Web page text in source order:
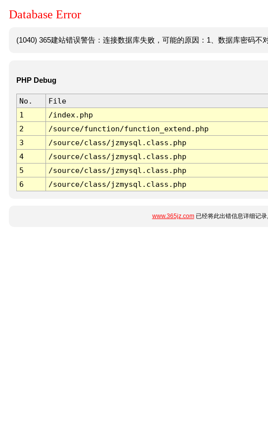
Database Error
(1040) 365建站错误警告：连接数据库失败，可能的原因：1、数据库密码不
PHP Debug
No. File
1
/index.php
2
/source/function/function_extend.php
3
/source/class/jzmysql.class.php
4
/source/class/jzmysql.class.php
5
/source/class/jzmysql.class.php
6
/source/class/jzmysql.class.php
www.365jz.com已经将此出错信息详细记